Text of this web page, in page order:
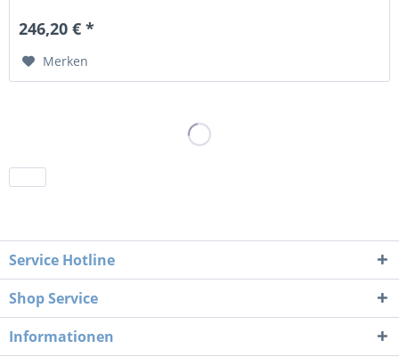
246,20 € *
Merken
Service Hotline
Shop Service
Informationen